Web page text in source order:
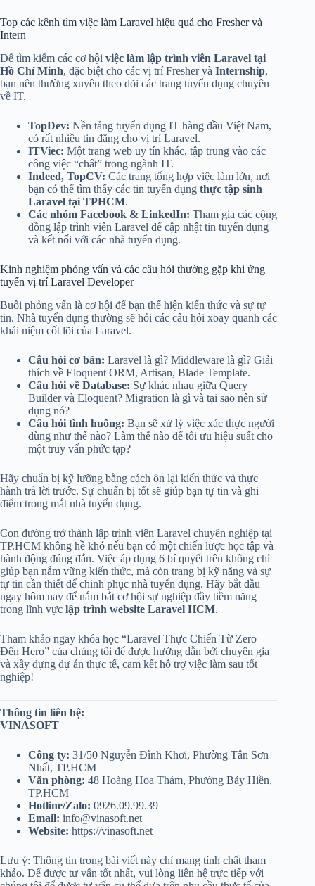
Top các kênh tìm việc làm Laravel hiệu quả cho Fresher và
Intern
Để tìm kiếm các cơ hội việc làm lập trình viên Laravel tại
Hồ Chí Minh, đặc biệt cho các vị trí Fresher và Internship,
bạn nên thường xuyên theo dõi các trang tuyển dụng chuyên
về IT.
TopDev: Nền tảng tuyển dụng IT hàng đầu Việt Nam,
có rất nhiều tin đăng cho vị trí Laravel.
ITViec: Một trang web uy tín khác, tập trung vào các
công việc “chất” trong ngành IT.
Indeed, TopCV: Các trang tổng hợp việc làm lớn, nơi
bạn có thể tìm thấy các tin tuyển dụng thực tập sinh
Laravel tại TPHCM.
Các nhóm Facebook & LinkedIn: Tham gia các cộng
đồng lập trình viên Laravel để cập nhật tin tuyển dụng
và kết nối với các nhà tuyển dụng.
Kinh nghiệm phỏng vấn và các câu hỏi thường gặp khi ứng
tuyển vị trí Laravel Developer
Buổi phỏng vấn là cơ hội để bạn thể hiện kiến thức và sự tự
tin. Nhà tuyển dụng thường sẽ hỏi các câu hỏi xoay quanh các
khái niệm cốt lõi của Laravel.
Câu hỏi cơ bản: Laravel là gì? Middleware là gì? Giải
thích về Eloquent ORM, Artisan, Blade Template.
Câu hỏi về Database: Sự khác nhau giữa Query
Builder và Eloquent? Migration là gì và tại sao nên sử
dụng nó?
Câu hỏi tình huống: Bạn sẽ xử lý việc xác thực người
dùng như thế nào? Làm thế nào để tối ưu hiệu suất cho
một truy vấn phức tạp?
Hãy chuẩn bị kỹ lưỡng bằng cách ôn lại kiến thức và thực
hành trả lời trước. Sự chuẩn bị tốt sẽ giúp bạn tự tin và ghi
điểm trong mắt nhà tuyển dụng.
Con đường trở thành lập trình viên Laravel chuyên nghiệp tại
TP.HCM không hề khó nếu bạn có một chiến lược học tập và
hành động đúng đắn. Việc áp dụng 6 bí quyết trên không chỉ
giúp bạn nắm vững kiến thức, mà còn trang bị kỹ năng và sự
tự tin cần thiết để chinh phục nhà tuyển dụng. Hãy bắt đầu
ngay hôm nay để nắm bắt cơ hội sự nghiệp đầy tiềm năng
trong lĩnh vực lập trình website Laravel HCM.
Tham khảo ngay khóa học “Laravel Thực Chiến Từ Zero
Đến Hero” của chúng tôi để được hướng dẫn bởi chuyên gia
và xây dựng dự án thực tế, cam kết hỗ trợ việc làm sau tốt
nghiệp!
Thông tin liên hệ:
VINASOFT
Công ty: 31/50 Nguyễn Đình Khơi, Phường Tân Sơn
Nhất, TP.HCM
Văn phòng: 48 Hoàng Hoa Thám, Phường Bảy Hiền,
TP.HCM
Hotline/Zalo: 0926.09.99.39
Email: info@vinasoft.net
Website: https://vinasoft.net
Lưu ý: Thông tin trong bài viết này chỉ mang tính chất tham
khảo. Để được tư vấn tốt nhất, vui lòng liên hệ trực tiếp với